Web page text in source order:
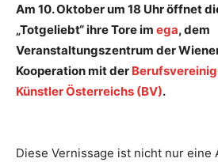
Am 10. Oktober um 18 Uhr öffnet
„Totgeliebt“ ihre Tore im ega, dem
Veranstaltungszentrum der
Kooperation mit der
Künstler Österreichs (BV).
Diese Vernissage ist nicht nur eine